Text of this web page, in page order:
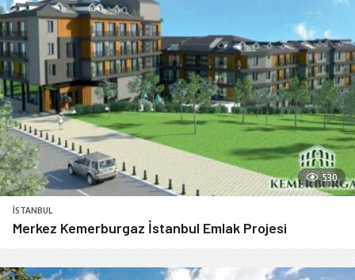
530
İSTANBUL
Merkez Kemerburgaz İstanbul Emlak Projesi